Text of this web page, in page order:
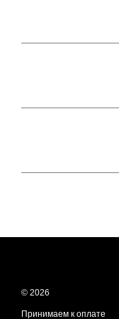
© 2026
Принимаем к оплате